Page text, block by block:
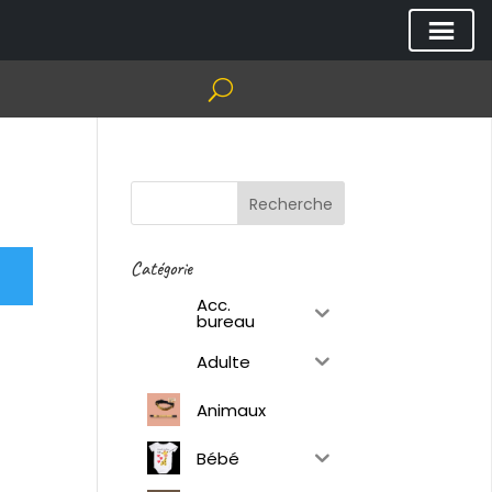
Recherche
Catégorie
Acc.
bureau
Adulte
Animaux
Bébé